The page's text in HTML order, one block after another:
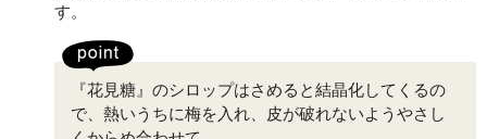
す。
『花見糖』のシロップはさめると結晶化してくるの
で、熱いうちに梅を入れ、皮が破れないようやさし